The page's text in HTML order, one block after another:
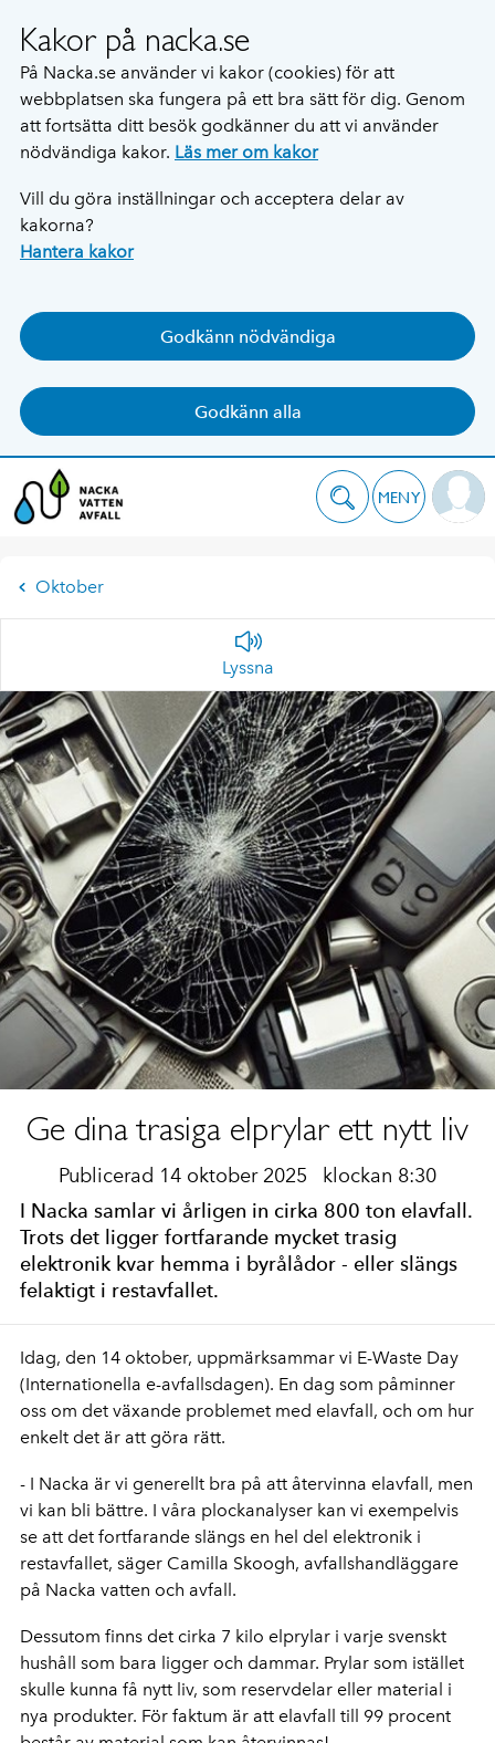
Kakor på nacka.se
På Nacka.se använder vi kakor (cookies) för att
webbplatsen ska fungera på ett bra sätt för dig. Genom
att fortsätta ditt besök godkänner du att vi använder
nödvändiga kakor. Läs mer om kakor
Vill du göra inställningar och acceptera delar av
kakorna?
Hantera kakor
Godkänn nödvändiga
Godkänn alla
MENY
Oktober
Lyssna
Ge dina trasiga elprylar ett nytt liv
Publicerad 14 oktober 2025 klockan 8:30
I Nacka samlar vi årligen in cirka 800 ton elavfall.
Trots det ligger fortfarande mycket trasig
elektronik kvar hemma i byrålådor - eller slängs
felaktigt i restavfallet.
Idag, den 14 oktober, uppmärksammar vi E-Waste Day
(Internationella e-avfallsdagen). En dag som påminner
oss om det växande problemet med elavfall, och om hur
enkelt det är att göra rätt.
- I Nacka är vi generellt bra på att återvinna elavfall, men
vi kan bli bättre. I våra plockanalyser kan vi exempelvis
se att det fortfarande slängs en hel del elektronik i
restavfallet, säger Camilla Skoogh, avfallshandläggare
på Nacka vatten och avfall.
Dessutom finns det cirka 7 kilo elprylar i varje svenskt
hushåll som bara ligger och dammar. Prylar som istället
skulle kunna få nytt liv, som reservdelar eller material i
nya produkter. För faktum är att elavfall till 99 procent